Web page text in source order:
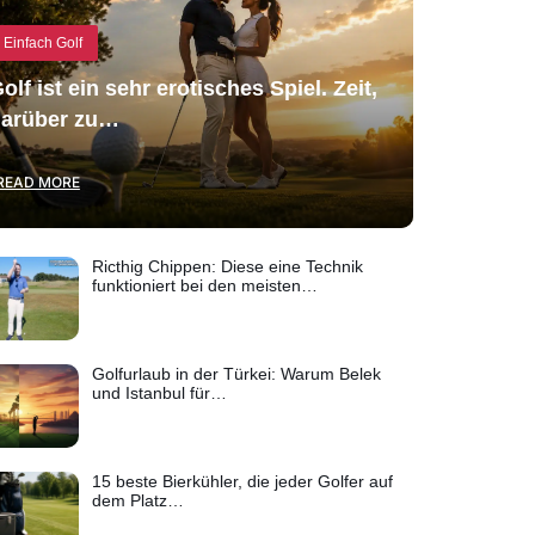
Einfach Golf
ist ein sehr erotisches Spiel. Zeit,
zu…
MORE
Ricthig Chippen: Diese eine Technik
funktioniert bei den meisten…
Golfurlaub in der Türkei: Warum Belek
und Istanbul für…
15 beste Bierkühler, die jeder Golfer auf
dem Platz…